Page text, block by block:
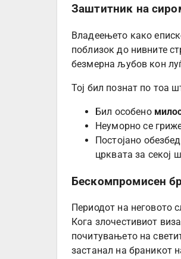
Заштитник на
Владеењето како
поблизок до нивните
безмерна љубов кон
Тој бил познат по тоа
Бил особено
Неуморно се
Постојано
црквата за секој
Бескомпромисен
Периодот на неговото
Кога злочестивиот
почитувањето на
застанал на браникот